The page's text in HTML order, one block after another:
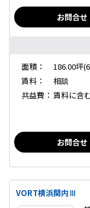
お問合せ
面積：
186.00坪
賃料：
相談
共益費： 賃料に含
お問合せ
VORT横浜関内Ⅲ